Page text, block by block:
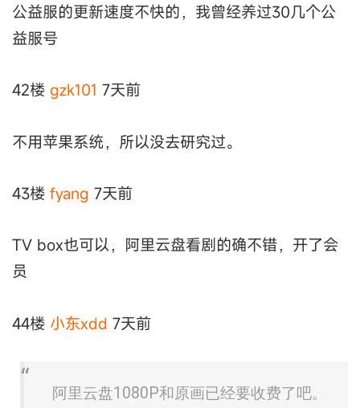
公益服的更新速度不快的，我曾经养过30几个公
益服号
42楼 gzk101 7天前
不用苹果系统，所以没去研究过。
43楼 fyang 7天前
TV box也可以，阿里云盘看剧的确不错，开了会
员
44楼 小东xdd 7天前
阿里云盘1080P和原画已经要收费了吧。